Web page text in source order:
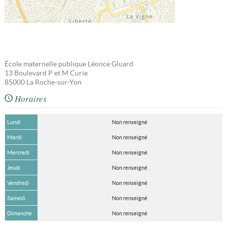
École maternelle publique Léonce Gluard
13 Boulevard P et M Curie
85000 La Roche-sur-Yon
Horaires
Lundi Non renseigné
Mardi Non renseigné
Mercredi Non renseigné
Jeudi Non renseigné
Vendredi Non renseigné
Samedi Non renseigné
Dimanche Non renseigné